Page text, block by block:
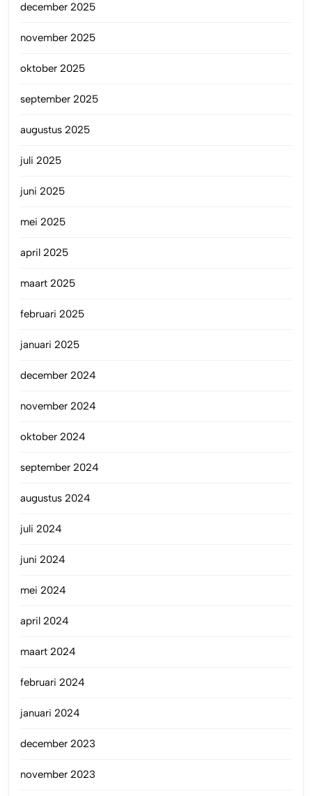
december 2025
november 2025
oktober 2025
september 2025
augustus 2025
juli 2025
juni 2025
mei 2025
april 2025
maart 2025
februari 2025
januari 2025
december 2024
november 2024
oktober 2024
september 2024
augustus 2024
juli 2024
juni 2024
mei 2024
april 2024
maart 2024
februari 2024
januari 2024
december 2023
november 2023